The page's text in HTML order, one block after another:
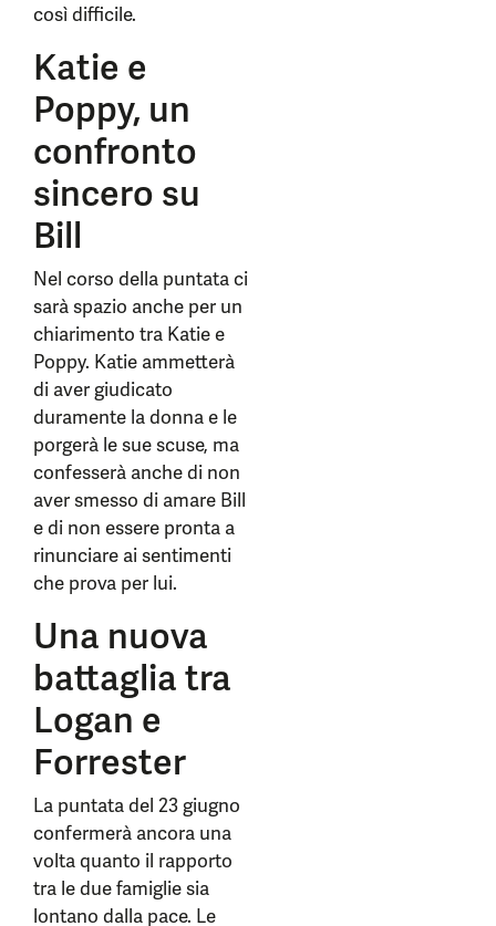
così difficile.
Katie e
Poppy, un
confronto
sincero su
Bill
Nel corso della puntata ci
sarà spazio anche per un
chiarimento tra Katie e
Poppy. Katie ammetterà
di aver giudicato
duramente la donna e le
porgerà le sue scuse, ma
confesserà anche di non
aver smesso di amare Bill
e di non essere pronta a
rinunciare ai sentimenti
che prova per lui.
Una nuova
battaglia tra
Logan e
Forrester
La puntata del 23 giugno
confermerà ancora una
volta quanto il rapporto
tra le due famiglie sia
lontano dalla pace. Le